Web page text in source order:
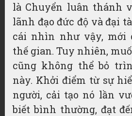
là Chuyển luân thánh
lãnh đạo đức độ và đại
cái nhìn như vậy, mới
thế gian. Tuy nhiên,
cũng không thể bỏ
này. Khởi điểm từ sự
người, cải tạo nó lần
biết bình thường, đạt